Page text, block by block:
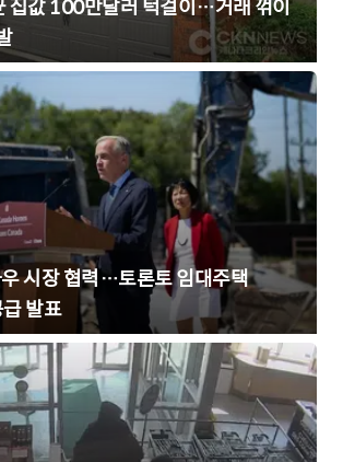
집값 100만달러 턱걸이…거래 꺾이
시장 협력…토론토 임대주택
발표